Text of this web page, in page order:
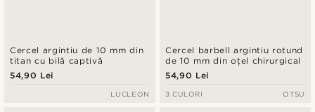
Cercel argintiu de 10 mm din
titan cu bilă captivă
54,90 Lei
LUCLEON
Cercel barbell argintiu rotund
de 10 mm din oțel chirurgical
54,90 Lei
3 CULORI OTSU